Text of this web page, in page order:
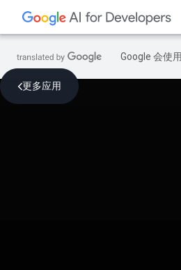
Google 会使
更多应用